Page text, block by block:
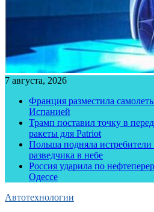
7 августа, 2026
Франция разместила
Испанией
Трамп поставил точку в
ракеты для Patriot
Польша подняла истребители
разведчика в небе
Россия ударила по
Одессе
Автотехнологии